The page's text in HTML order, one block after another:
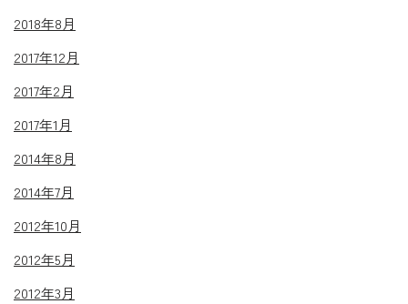
2018年8月
2017年12月
2017年2月
2017年1月
2014年8月
2014年7月
2012年10月
2012年5月
2012年3月